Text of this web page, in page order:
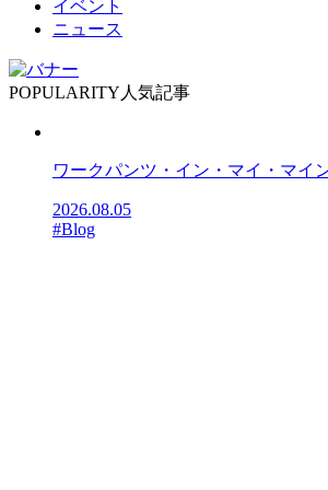
イベント
ニュース
POPULARITY 人気記事
ワークパンツ・イン・マイ・マイ
2026.08.05
#Blog